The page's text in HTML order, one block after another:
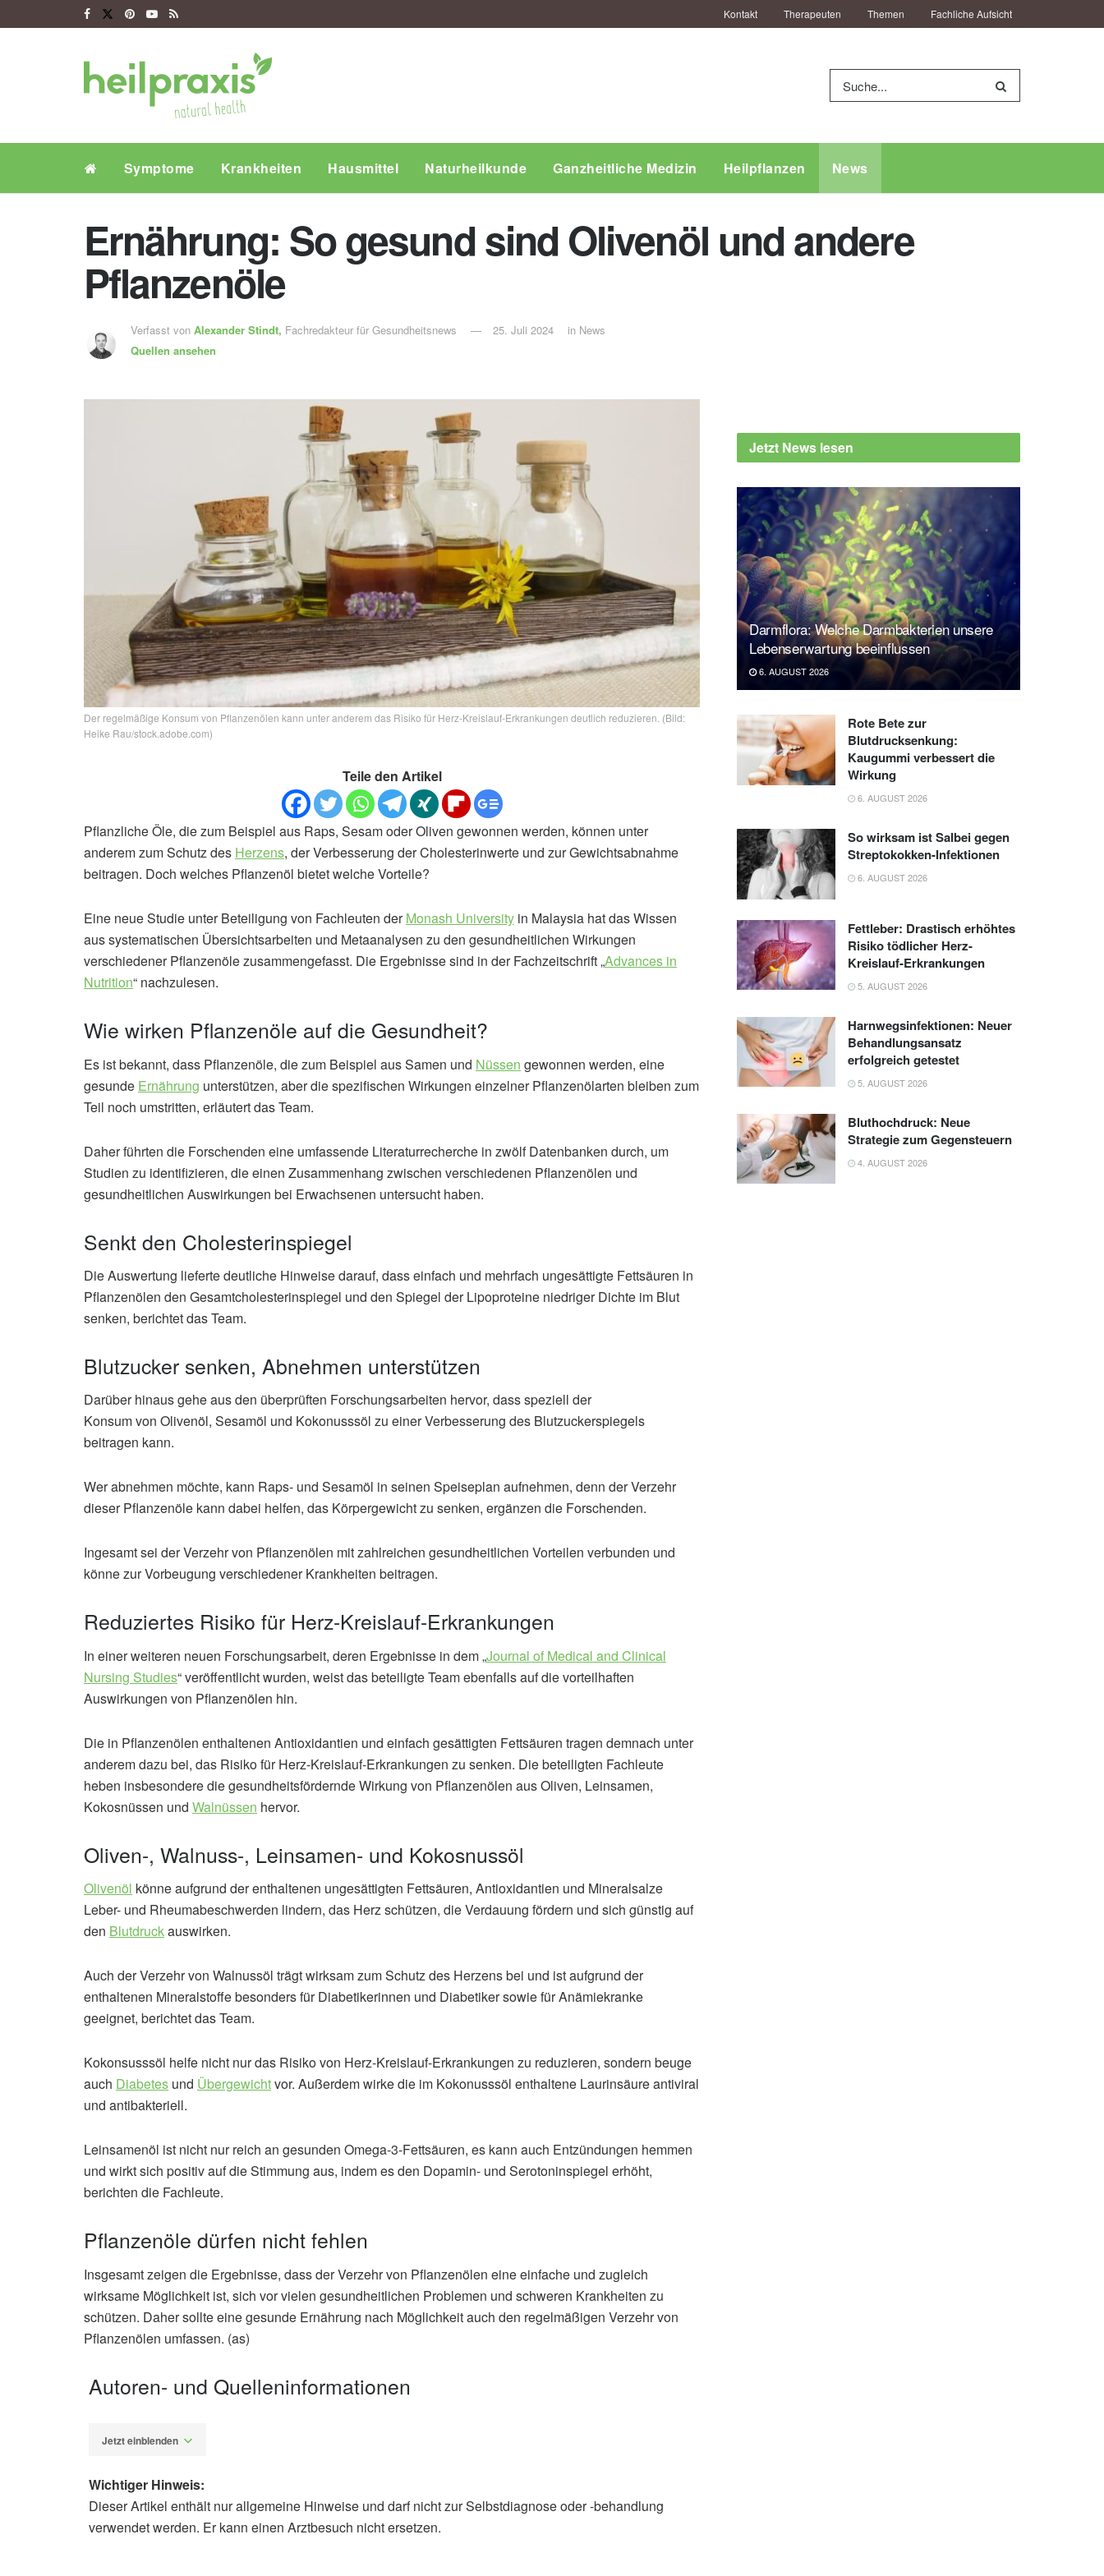
Kontakt Therapeuten Themen Fachliche Aufsicht
Symptome Krankheiten Hausmittel Naturheilkunde Ganzheitliche Medizin Heilpflanzen News
Ernährung: So gesund sind Olivenöl und andere
Pflanzenöle
Verfasst von Alexander Stindt, Fachredakteur für Gesundheitsnews
Quellen ansehen
25. Juli 2024 in News
Der regelmäßige Konsum von Pflanzenölen kann unter anderem das Risiko für Herz-Kreislauf-Erkrankungen deutlich reduzieren. (Bild:
Heike Rau/stock.adobe.com)
Teile den Artikel
Pflanzliche Öle, die zum Beispiel aus Raps, Sesam oder Oliven gewonnen werden, können unter
anderem zum Schutz des Herzens, der Verbesserung der Cholesterinwerte und zur Gewichtsabnahme
beitragen. Doch welches Pflanzenöl bietet welche Vorteile?
Eine neue Studie unter Beteiligung von Fachleuten derMonash University in Malaysia hat das Wissen
aus systematischen Übersichtsarbeiten und Metaanalysen zu den gesundheitlichen Wirkungen
verschiedener Pflanzenöle zusammengefasst. Die Ergebnisse sind in der Fachzeitschrift „Advances in
Nutrition“ nachzulesen.
Wie wirken Pflanzenöle auf die Gesundheit?
Es ist bekannt, dass Pflanzenöle, die zum Beispiel aus Samen und Nüssen gewonnen werden, eine
gesunde Ernährung unterstützen, aber die spezifischen Wirkungen einzelner Pflanzenölarten bleiben zum
Teil noch umstritten, erläutert das Team.
Daher führten die Forschenden eine umfassende Literaturrecherche in zwölf Datenbanken durch, um
Studien zu identifizieren, die einen Zusammenhang zwischen verschiedenen Pflanzenölen und
gesundheitlichen Auswirkungen bei Erwachsenen untersucht haben.
Senkt den Cholesterinspiegel
Die Auswertung lieferte deutliche Hinweise darauf, dass einfach und mehrfach ungesättigte Fettsäuren in
Pflanzenölen den Gesamtcholesterinspiegel und den Spiegel der Lipoproteine niedriger Dichte im Blut
senken, berichtet das Team.
Blutzucker senken, Abnehmen unterstützen
Darüber hinaus gehe aus den überprüften Forschungsarbeiten hervor, dass speziell der
Konsum von Olivenöl, Sesamöl und Kokonusssöl zu einer Verbesserung des Blutzuckerspiegels
beitragen kann.
Wer abnehmen möchte, kann Raps- und Sesamöl in seinen Speiseplan aufnehmen, denn der Verzehr
dieser Pflanzenöle kann dabei helfen, das Körpergewicht zu senken, ergänzen die Forschenden.
Ingesamt sei der Verzehr von Pflanzenölen mit zahlreichen gesundheitlichen Vorteilen verbunden und
könne zur Vorbeugung verschiedener Krankheiten beitragen.
Reduziertes Risiko für Herz-Kreislauf-Erkrankungen
In einer weiteren neuen Forschungsarbeit, deren Ergebnisse in dem „Journal of Medical and Clinical
Nursing Studies“ veröffentlicht wurden, weist das beteiligte Team ebenfalls auf die vorteilhaften
Auswirkungen von Pflanzenölen hin.
Die in Pflanzenölen enthaltenen Antioxidantien und einfach gesättigten Fettsäuren tragen demnach unter
anderem dazu bei, das Risiko für Herz-Kreislauf-Erkrankungen zu senken. Die beteiligten Fachleute
heben insbesondere die gesundheitsfördernde Wirkung von Pflanzenölen aus Oliven, Leinsamen,
Kokosnüssen und Walnüssen hervor.
Oliven-, Walnuss-, Leinsamen- und Kokosnussöl
Olivenöl könne aufgrund der enthaltenen ungesättigten Fettsäuren, Antioxidantien und Mineralsalze
Leber- und Rheumabeschwerden lindern, das Herz schützen, die Verdauung fördern und sich günstig auf
den Blutdruckauswirken.
Auch der Verzehr von Walnussöl trägt wirksam zum Schutz des Herzens bei und ist aufgrund der
enthaltenen Mineralstoffe besonders für Diabetikerinnen und Diabetiker sowie für Anämiekranke
geeignet, berichtet das Team.
Kokonsusssöl helfe nicht nur das Risiko von Herz-Kreislauf-Erkrankungen zu reduzieren, sondern beuge
auch Diabetes und Übergewichtvor. Außerdem wirke die im Kokonusssöl enthaltene Laurinsäure antiviral
und antibakteriell.
Leinsamenöl ist nicht nur reich an gesunden Omega-3-Fettsäuren, es kann auch Entzündungen hemmen
und wirkt sich positiv auf die Stimmung aus, indem es den Dopamin- und Serotoninspiegel erhöht,
berichten die Fachleute.
Pflanzenöle dürfen nicht fehlen
Insgesamt zeigen die Ergebnisse, dass der Verzehr von Pflanzenölen eine einfache und zugleich
wirksame Möglichkeit ist, sich vor vielen gesundheitlichen Problemen und schweren Krankheiten zu
schützen. Daher sollte eine gesunde Ernährung nach Möglichkeit auch den regelmäßigen Verzehr von
Pflanzenölen umfassen. (as)
Autoren- und Quelleninformationen
Jetzt einblenden
Alexander Stindt
Wichtiger Hinweis:
Dieser Artikel enthält nur allgemeine Hinweise und darf nicht zur Selbstdiagnose oder -behandlung
verwendet werden. Er kann einen Arztbesuch nicht ersetzen.
Jetzt News lesen
Darmflora: Welche Darmbakterien unsere
Lebenserwartung beeinflussen
6. AUGUST 2026
Rote Bete zur
Blutdrucksenkung:
Kaugummi verbessert die
Wirkung
6. AUGUST 2026
So wirksam ist Salbei gegen
Streptokokken-Infektionen
6. AUGUST 2026
Fettleber: Drastisch erhöhtes
Risiko tödlicher Herz-
Kreislauf-Erkrankungen
5. AUGUST 2026
Harnwegsinfektionen: Neuer
Behandlungsansatz
erfolgreich getestet
5. AUGUST 2026
Bluthochdruck: Neue
Strategie zum Gegensteuern
4. AUGUST 2026